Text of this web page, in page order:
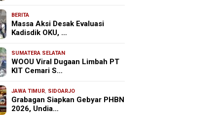
BERITA
Massa Aksi Desak Evaluasi
Kadisdik OKU, …
SUMATERA SELATAN
WOOU Viral Dugaan Limbah PT
KIT Cemari S…
JAWA TIMUR, SIDOARJO
Grabagan Siapkan Gebyar PHBN
2026, Undia…